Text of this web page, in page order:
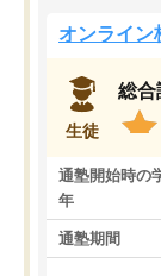
オンライン
生徒
総合
通塾開始時の
年
通塾期間